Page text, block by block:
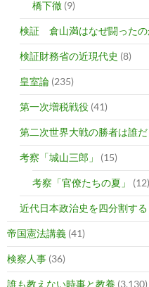
橋下徹 (9)
検証 倉山満はなぜ闘った
検証財務省の近現代史 (8)
皇室論 (235)
第一次増税戦役 (41)
第二次世界大戦の勝者は誰だ
考察「城山三郎」 (15)
考察「官僚たちの夏」 (12)
近代日本政治史を四分割する
帝国憲法講義 (41)
検察人事 (36)
誰も教えない時事と教養 (3,130)